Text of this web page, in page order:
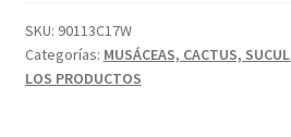
SKU: 90113C17W
Categorías: MUSÁCEAS, CACTUS,
LOS PRODUCTOS